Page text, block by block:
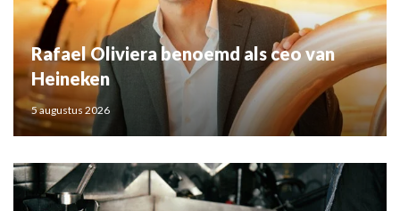
Rafael Oliviera benoemd als ceo van
Heineken
5 augustus 2026